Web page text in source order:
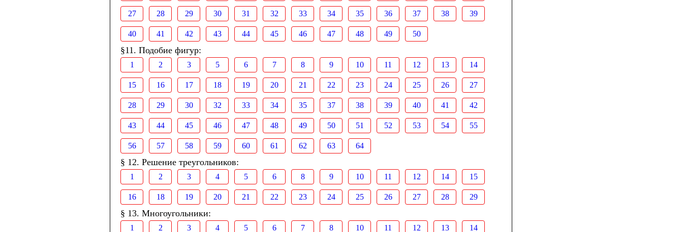
27 28 29 30 31 32 33 34 35 36 37 38 39
40 41 42 43 44 45 46 47 48 49 50
§11. Подобие фигур:
1 2 3 5 6 7 8 9 10 11 12 13 14
15 16 17 18 19 20 21 22 23 24 25 26 27
28 29 30 32 33 34 35 37 38 39 40 41 42
43 44 45 46 47 48 49 50 51 52 53 54 55
56 57 58 59 60 61 62 63 64
§ 12. Решение треугольников:
1 2 3 4 5 6 8 9 10 11 12 14 15
16 18 19 20 21 22 23 24 25 26 27 28 29
§ 13. Многоугольники:
1 2 3 4 5 6 7 8 10 11 12 13 14